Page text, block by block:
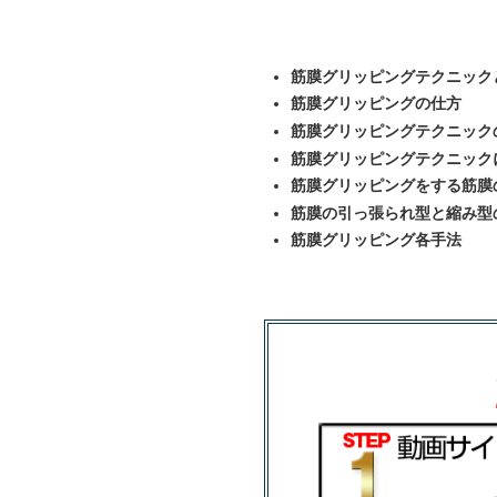
筋膜グリッピングテクニック
筋膜グリッピングの仕方
筋膜グリッピングテクニッ
筋膜グリッピングテクニッ
筋膜グリッピングをする筋膜
筋膜の引っ張られ型と縮み型
筋膜グリッピング各手法